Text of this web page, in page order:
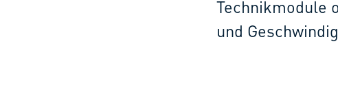
Technikmodule
und